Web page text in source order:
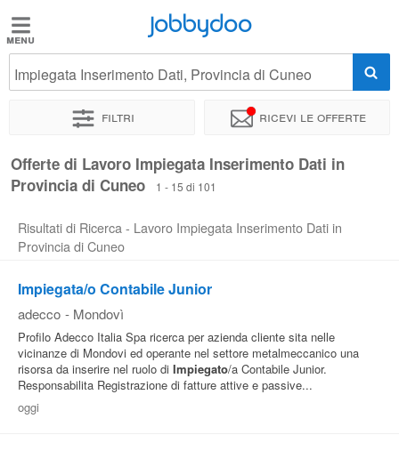
Jobbydoo
Offerte
Stipendi
Elenco
Blog
Jobbydoo
Impiegata Inserimento Dati, Provincia di Cuneo
Filtri Ricevi le offerte
Offerte di Lavoro Impiegata Inserimento Dati in
Provincia di Cuneo
1 - 15 di 101
Risultati di Ricerca - Lavoro Impiegata Inserimento Dati in
Provincia di Cuneo
Impiegata/o Contabile Junior
adecco - Mondovì
Profilo Adecco Italia Spa ricerca per azienda cliente sita nelle
vicinanze di Mondovi ed operante nel settore metalmeccanico una
risorsa da inserire nel ruolo di Impiegato/a Contabile Junior.
Responsabilita Registrazione di fatture attive e passive...
oggi